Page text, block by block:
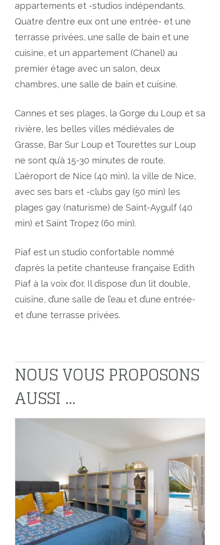
appartements et -studios indépendants.
Quatre d’entre eux ont une entrée- et une
terrasse privées, une salle de bain et une
cuisine, et un appartement (Chanel) au
premier étage avec un salon, deux
chambres, une salle de bain et cuisine.
Cannes et ses plages, la Gorge du Loup et sa
rivière, les belles villes médiévales de
Grasse, Bar Sur Loup et Tourettes sur Loup
ne sont qu’à 15-30 minutes de route.
L’aéroport de Nice (40 min), la ville de Nice,
avec ses bars et -clubs gay (50 min) les
plages gay (naturisme) de Saint-Aygulf (40
min) et Saint Tropez (60 min).
Piaf est un studio confortable nommé
d’après la petite chanteuse française Edith
Piaf à la voix d’or. Il dispose d’un lit double,
cuisine, d’une salle de l’eau et d’une entrée-
et d’une terrasse privées.
NOUS VOUS PROPOSONS
AUSSI ...